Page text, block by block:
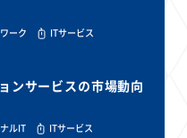
ーク
ITサービス
ンサービスの市場動向
ルIT
ITサービス